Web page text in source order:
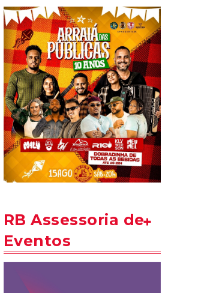
RB Assessoria de
Eventos